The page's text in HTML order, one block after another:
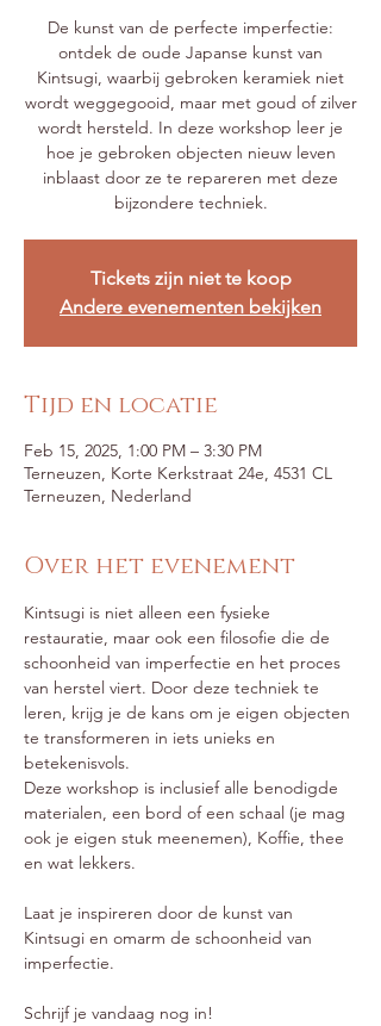
De kunst van de perfecte imperfectie:
ontdek de oude Japanse kunst van
Kintsugi, waarbij gebroken keramiek niet
wordt weggegooid, maar met goud of zilver
wordt hersteld. In deze workshop leer je
hoe je gebroken objecten nieuw leven
inblaast door ze te repareren met deze
bijzondere techniek.
Tickets zijn niet te koop
Andere evenementen bekijken
Tijd en locatie
Feb 15, 2025, 1:00 PM – 3:30 PM
Terneuzen, Korte Kerkstraat 24e, 4531 CL
Terneuzen, Nederland
Over het evenement
Kintsugi is niet alleen een fysieke
restauratie, maar ook een filosofie die de
schoonheid van imperfectie en het proces
van herstel viert. Door deze techniek te
leren, krijg je de kans om je eigen objecten
te transformeren in iets unieks en
betekenisvols.
Deze workshop is inclusief alle benodigde
materialen, een bord of een schaal (je mag
ook je eigen stuk meenemen), Koffie, thee
en wat lekkers.
Laat je inspireren door de kunst van
Kintsugi en omarm de schoonheid van
imperfectie.
Schrijf je vandaag nog in!